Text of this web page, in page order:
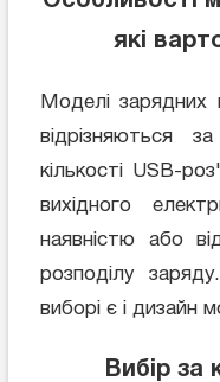
які
Моделі зарядних
відрізняються
кількості USB-
вихідного
наявністю або
розподілу
виборі є і дизайн
Вибір за